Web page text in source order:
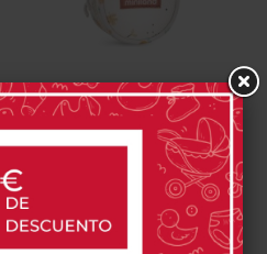
Portachupetes Miniland
Pacipocket Valencia
10,90 €